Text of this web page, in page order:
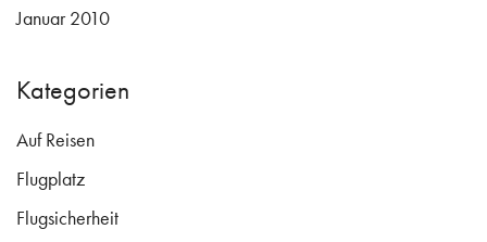
Januar 2010
Kategorien
Auf Reisen
Flugplatz
Flugsicherheit